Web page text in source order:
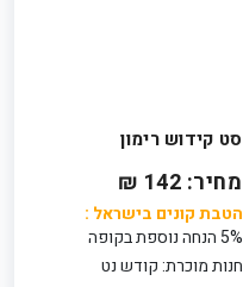
סט קידוש רימון
מחיר: 142 ₪
הטבת קונים בישראל :
5% הנחה נוספת בקופה
חנות מוכרת: קודש נט